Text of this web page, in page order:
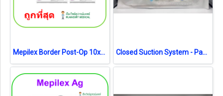
Mepilex Border Post-Op 10x20 cm (แผ่นซับ 5x15cm) (1 แผ่น) (exp 28-8-2026) Closed Suction System - Pacific Health No.14 สายดูดเสมหะระบบปิด (exp 08-2026)